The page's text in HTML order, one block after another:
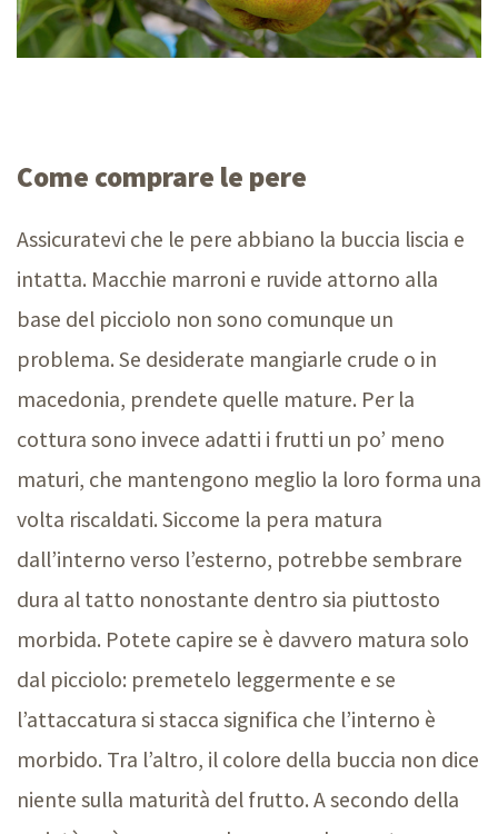
Come comprare le pere
Assicuratevi che le pere abbiano la buccia liscia e
intatta. Macchie marroni e ruvide attorno alla
base del picciolo non sono comunque un
problema. Se desiderate mangiarle crude o in
macedonia, prendete quelle mature. Per la
cottura sono invece adatti i frutti un po’ meno
maturi, che mantengono meglio la loro forma una
volta riscaldati. Siccome la pera matura
dall’interno verso l’esterno, potrebbe sembrare
dura al tatto nonostante dentro sia piuttosto
morbida. Potete capire se è davvero matura solo
dal picciolo: premetelo leggermente e se
l’attaccatura si stacca significa che l’interno è
morbido. Tra l’altro, il colore della buccia non dice
niente sulla maturità del frutto. A secondo della